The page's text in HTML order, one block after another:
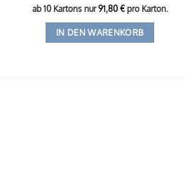
ab 10 Kartons nur91,80 €pro Karton.
IN DEN WARENKORB